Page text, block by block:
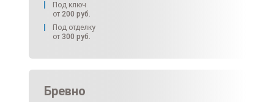
Под ключ
от 200 руб.
Под отделку
от 300 руб.
Бревно